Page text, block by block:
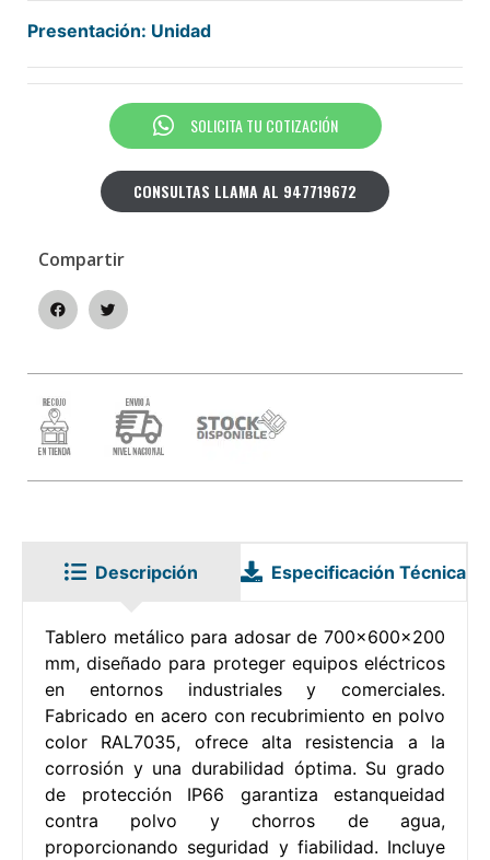
Presentación: Unidad
SOLICITA TU COTIZACIÓN
CONSULTAS LLAMA AL 947719672
Compartir
Descripción Especificación Técnica
Tablero metálico para adosar de 700x600x200
mm, diseñado para proteger equipos eléctricos
en entornos industriales y comerciales.
Fabricado en acero con recubrimiento en polvo
color RAL7035, ofrece alta resistencia a la
corrosión y una durabilidad óptima. Su grado
de protección IP66 garantiza estanqueidad
contra polvo y chorros de agua,
proporcionando seguridad y fiabilidad. Incluye